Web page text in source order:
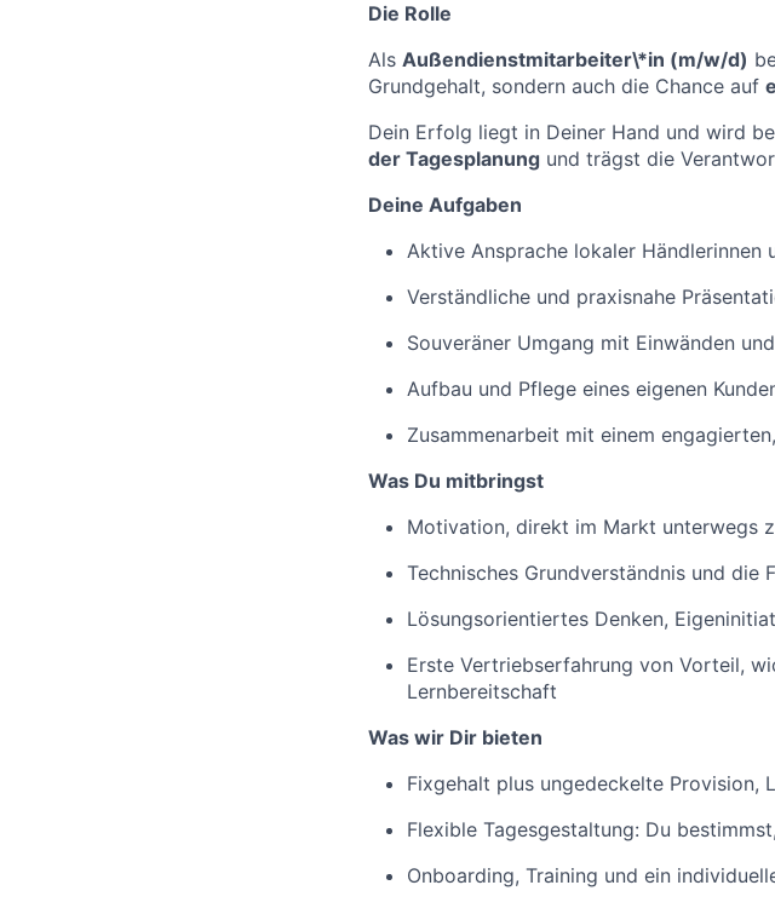
Die Rolle
Als Außendienstmitarbeiter\*in (m/w/d)
Grundgehalt, sondern auch die Chance auf
Dein Erfolg liegt in Deiner Hand und wird
der Tagesplanung und trägst die
Deine Aufgaben
Aktive Ansprache lokaler Händlerinnen
Verständliche und praxisnahe
Souveräner Umgang mit Einwänden
Aufbau und Pflege eines eigenen
Zusammenarbeit mit einem
Was Du mitbringst
Motivation, direkt im Markt unterwegs
Technisches Grundverständnis und
Lösungsorientiertes Denken,
Erste Vertriebserfahrung von Vorteil,
Lernbereitschaft
Was wir Dir bieten
Fixgehalt plus ungedeckelte
Flexible Tagesgestaltung: Du
Onboarding, Training und ein